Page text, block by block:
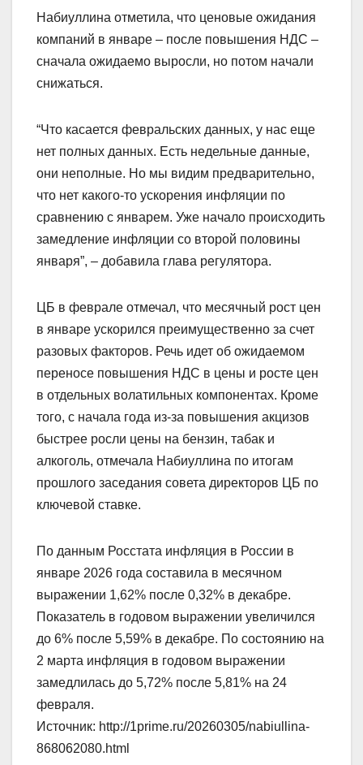
Набиуллина отметила, что ценовые ожидания
компаний в январе – после повышения НДС –
сначала ожидаемо выросли, но потом начали
снижаться.
“Что касается февральских данных, у нас еще
нет полных данных. Есть недельные данные,
они неполные. Но мы видим предварительно,
что нет какого-то ускорения инфляции по
сравнению с январем. Уже начало происходить
замедление инфляции со второй половины
января”, – добавила глава регулятора.
ЦБ в феврале отмечал, что месячный рост цен
в январе ускорился преимущественно за счет
разовых факторов. Речь идет об ожидаемом
переносе повышения НДС в цены и росте цен
в отдельных волатильных компонентах. Кроме
того, с начала года из-за повышения акцизов
быстрее росли цены на бензин, табак и
алкоголь, отмечала Набиуллина по итогам
прошлого заседания совета директоров ЦБ по
ключевой ставке.
По данным Росстата инфляция в России в
январе 2026 года составила в месячном
выражении 1,62% после 0,32% в декабре.
Показатель в годовом выражении увеличился
до 6% после 5,59% в декабре. По состоянию на
2 марта инфляция в годовом выражении
замедлилась до 5,72% после 5,81% на 24
февраля.
Источник: http://1prime.ru/20260305/nabiullina-
868062080.html